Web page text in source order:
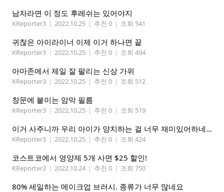
남자라면 이 정도 후레쉬는 있어야지
KReporter3 | 2022.10.25 | 추천 0 | 조회 541
귀찮은 아이라이너 이제 이거 하나면 끝
KReporter3 | 2022.10.25 | 추천 0 | 조회 494
아마존에서 제일 잘 팔리는 신상 가위
KReporter3 | 2022.10.25 | 추천 0 | 조회 512
창문에 붙이는 암막 필름
KReporter3 | 2022.10.25 | 추천 0 | 조회 519
이거 사주니까 우리 아이가 양치하는 걸 너무 재미있어하네요
KReporter3 | 2022.10.25 | 추천 0 | 조회 424
코스트코에서 영양제 5개 사면 $25 할인!
KReporter3 | 2022.10.24 | 추천 0 | 조회 750
80% 세일하는 메이크업 브러시. 종류가 너무 많네요